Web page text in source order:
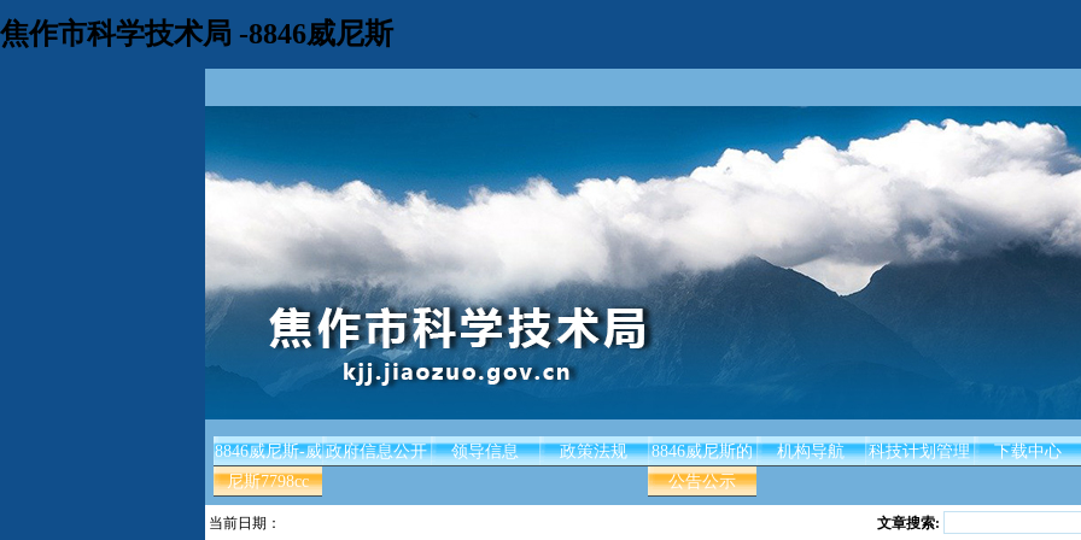
焦作市科学技术局 -8846威尼斯
8846威尼斯-威
尼斯7798cc
政府信息公开 领导信息 政策法规
8846威尼斯的
公告公示
机构导航 科技计划管理 下载中心
当前日期： 文章搜索: